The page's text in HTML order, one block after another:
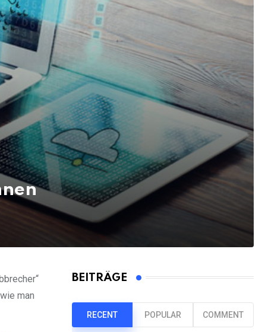
man
BEITRÄGE
RECENT POPULAR COMMENT